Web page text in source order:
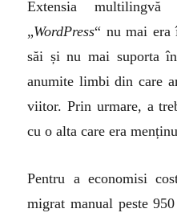
Extensia multilingvă
„WordPress“ nu mai era
săi și nu mai suporta
anumite limbi din care
viitor. Prin urmare, a
cu o alta care era
Pentru a economisi
migrat manual peste